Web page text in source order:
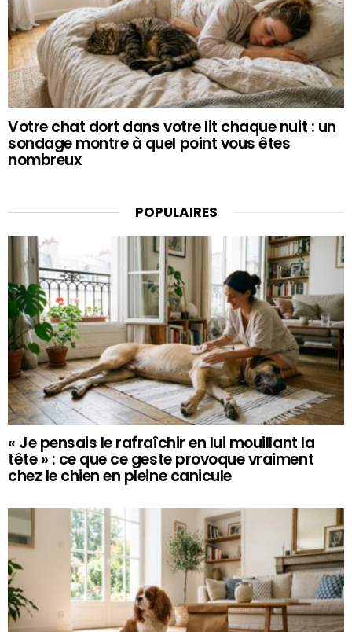
Votre chat dort dans votre lit chaque nuit : un
sondage montre à quel point vous êtes
nombreux
POPULAIRES
« Je pensais le rafraîchir en lui mouillant la
tête » : ce que ce geste provoque vraiment
chez le chien en pleine canicule